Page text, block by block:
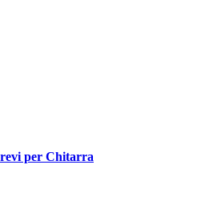
per Chitarra